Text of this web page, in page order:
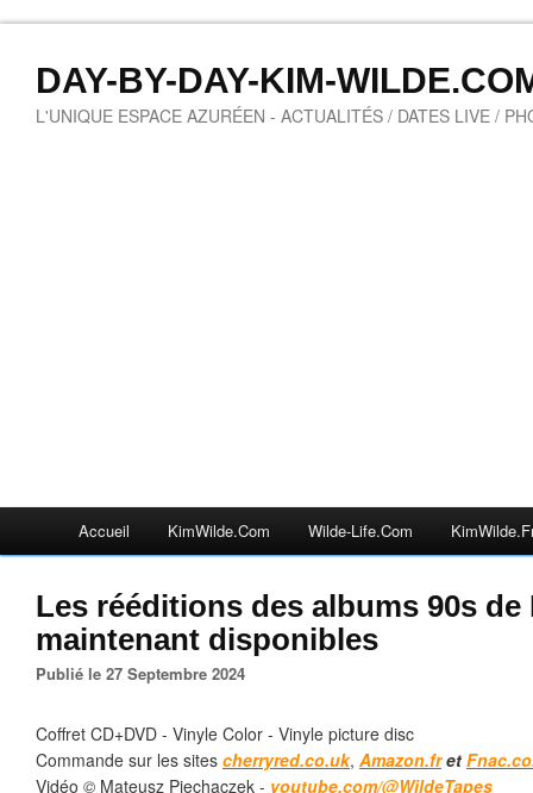
DAY-BY-DAY-KIM-
L'UNIQUE ESPACE AZURÉEN - ACTUALITÉS / DATES LIVE /
Accueil KimWilde.com Wilde-Life.com
Les rééditions des albums 90s de
maintenant disponibles
Publié le 27 Septembre 2024
Coffret CD+DVD - Vinyle Color - Vinyle picture disc
Commande sur les sites cherryred.co.uk, Amazon.fr et
Vidéo © Mateusz Piechaczek - youtube.com/@WildeTapes